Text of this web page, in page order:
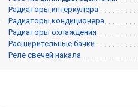
Радиаторы интеркулера
Радиаторы кондиционера
Радиаторы охлаждения
Расширительные бачки
Реле свечей накала